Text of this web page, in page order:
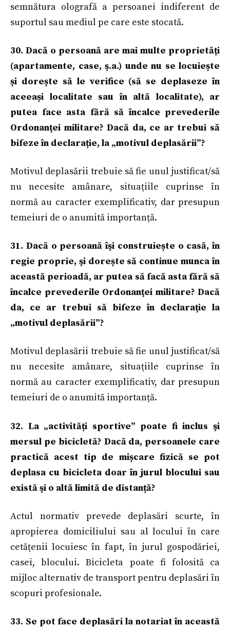
semnătura olografă a persoanei indiferent de
suportul sau mediul pe care este stocată.
30. Dacă o persoană are mai multe proprietăți
(apartamente, case, ş.a.) unde nu se locuiește
și dorește să le verifice (să se deplaseze în
aceeași localitate sau în altă localitate), ar
putea face asta fără să încalce prevederile
Ordonanţei militare? Dacă da, ce ar trebui să
bifeze în declarație, la „motivul deplasării”?
Motivul deplasării trebuie să fie unul justificat/să
nu necesite amânare, situațiile cuprinse în
normă au caracter exemplificativ, dar presupun
temeiuri de o anumită importanță.
31. Dacă o persoană îşi construiește o casă, în
regie proprie, şi dorește să continue munca în
această perioadă, ar putea să facă asta fără să
încalce prevederile Ordonanţei militare? Dacă
da, ce ar trebui să bifeze în declaraţie la
„motivul deplasării”?
Motivul deplasării trebuie să fie unul justificat/să
nu necesite amânare, situațiile cuprinse în
normă au caracter exemplificativ, dar presupun
temeiuri de o anumită importanță.
32. La „activități sportive” poate fi inclus şi
mersul pe bicicletă? Dacă da, persoanele care
practică acest tip de mișcare fizică se pot
deplasa cu bicicleta doar în jurul blocului sau
există şi o altă limită de distanță?
Actul normativ prevede deplasări scurte, în
apropierea domiciliului sau al locului în care
cetățenii locuiesc în fapt, în jurul gospodăriei,
casei, blocului. Bicicleta poate fi folosită ca
mijloc alternativ de transport pentru deplasări în
scopuri profesionale.
33. Se pot face deplasări la notariat în această